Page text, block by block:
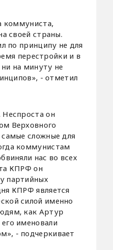
коммуниста,
своей страны.
по принципу не для
перестройки и в
на минуту не
- отметил
Неспроста он
Верховного
сложные для
коммунистам
нас во всех
КПРФ он
партийных
КПРФ является
силой именно
как Артур
именовали
- подчеркивает